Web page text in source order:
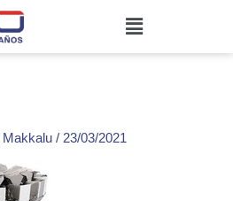
Menú
Makkalu/ 23/03/2021